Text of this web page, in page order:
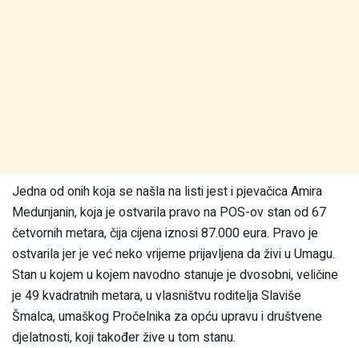
Jedna od onih koja se našla na listi jest i pjevačica Amira
Medunjanin, koja je ostvarila pravo na POS-ov stan od 67
četvornih metara, čija cijena iznosi 87.000 eura. Pravo je
ostvarila jer je već neko vrijeme prijavljena da živi u Umagu.
Stan u kojem u kojem navodno stanuje je dvosobni, veličine
je 49 kvadratnih metara, u vlasništvu roditelja Slaviše
Šmalca, umaškog Pročelnika za opću upravu i društvene
djelatnosti, koji također žive u tom stanu.